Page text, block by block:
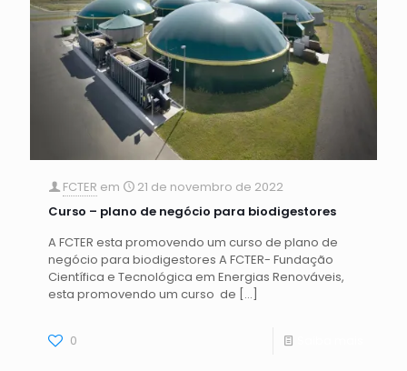
FCTER em
21 de novembro de 2022
Curso – plano de negócio para biodigestores
A FCTER esta promovendo um curso de plano de
negócio para biodigestores A FCTER- Fundação
Científica e Tecnológica em Energias Renováveis,
esta promovendo um curso de […]
0